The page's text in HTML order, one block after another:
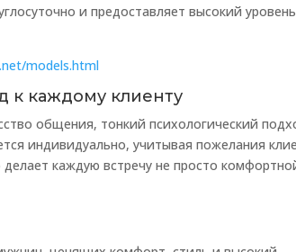
и предоставляет высокий уровень
models.html
к каждому клиенту
общения, тонкий психологический
индивидуально, учитывая пожелания
каждую встречу не просто